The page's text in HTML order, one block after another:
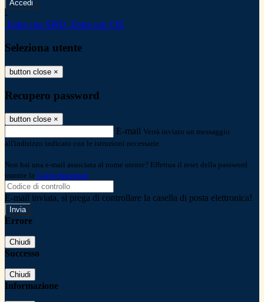
-
Entra con SPID Entra con CIE
Seleziona utente
button close ×
Recupero password
button close ×
E-mail Verrà inviato un messaggio
all'indirizzo indicato con le istruzioni necessarie.
Non hai una e-mail associata al nome utente? Effettua il reset della password
tramite la Login Spaggiari
E-mail inviata, si prega di controllare la casella di posta elettronica!
Errore
Chiudi
Successo
Chiudi
Informazione